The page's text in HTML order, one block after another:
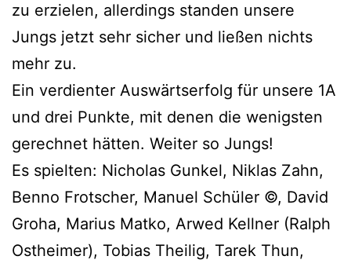
zu erzielen, allerdings standen unsere
Jungs jetzt sehr sicher und ließen nichts
mehr zu.
Ein verdienter Auswärtserfolg für unsere 1A
und drei Punkte, mit denen die wenigsten
gerechnet hätten. Weiter so Jungs!
Es spielten: Nicholas Gunkel, Niklas Zahn,
Benno Frotscher, Manuel Schüler ©, David
Groha, Marius Matko, Arwed Kellner (Ralph
Ostheimer), Tobias Theilig, Tarek Thun,